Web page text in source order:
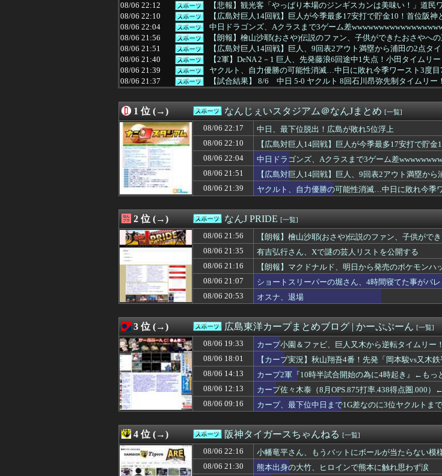
08/06 22:12
【悲報】観光客「やっぱり本場のジンギスカンは美味い！」道民
08/06 22:10
【広島対巨人14回戦】巨人が今季最多17安打で貯金10！首位阪神
08/06 22:04
中日ドラゴンズ、Aクラスまで3ゲーム差
08/06 21:56
【朗報】檜山沙耶(おさや)伝説のファン、子供ができたおさやへ
08/06 21:51
【広島対巨人14回戦】巨人、9回表2アウト満塁から浦田の2点タ
08/06 21:40
【2軍】DeNA 2－1 巨人、先発藤浪6回途中1失点！小田タイムリ
08/06 21:39
ヤクルト、自力優勝の可能性消滅…中日に敗れ今季ワースト3度目
08/06 21:37
【試合結果】 8/6 中日 5-0 ヤクルト 8回石川昂弥先制タイムリー
08/06 21:35
【試合結果】ヤクルト0-5中日 完封負けで7連敗…増居が6回無失
08/06 21:34
広島・モンテロ、怠慢プレー 走ればセーフだったのにベンチへ帰
08/06 21:34
【画像】電車でこの帽子かぶってる人はガチ西武ファン
08/06 21:33
【敗戦】ホークスファン集合（2026.8.6）
08/06 21:30
川口春奈と日本代表・板倉滉が授かり婚、かつてはキングカズ＆
08/06 21:30
【中日対ヤクルト16回戦】中日が交流戦後初の3タテ！3位ヤクル
08/06 21:30
熊本出身の大竹、ヒロインで熊本に触れ思わず涙
08/06 21:30
【8/6】パ・リーグ順位表｜逆転勝利…日ハムの現在順位がこちら
08/06 21:29
日本ハム、鬼門・福岡で今季初勝利！チーム一丸で勝利もぎとる
08/06 21:24
【勝利】ソフトバンクvs日本ハム 17回戦｜試合後ハムファン集合
08/06 21:20
【速報】25年ぶりのJリーグ地上波中継キターｗｗｗｗｗｗｗｗ
08/06 21:20
【広島対巨人14回戦】巨人、8回表2アウト一塁から泉口のタイム
08/06 21:16
【朗報】マクドナルド、明日から発売のポケモンハッピーセット
08/06 21:15
【試合結果】阪神vs横浜 2026/08/06 【大竹6回3失点 ガルシア2安
08/06 21:12
阪神10-5DeNAで阪神打線爆発で3タテ阻止に成功wwwwwwwwww
08/06 21:11
【試合結果】[2026/8/6]DeNAベイスターズ５－１０阪神タイガー
08/06 21:09
中日打線、金丸が降板した途端に打ち出すｗｗｗｗｗｗｗｗ
08/06 21:07
ショートスリーパーの堀さん、4時間寝てた事がバレる
08/06 21:03
【日本ハム】上川畑大悟、これぞ神川畑！｜ソフトバンク戦｜打
08/06 21:00
◆ドーハ世代◆柱谷哲二氏「代表を辞退して下さい」大物選手に直
08/06 20:53
オスナ、退場
08/06 20:35
【悲報】鎌田大地に日本代表の後輩３人が高級ブランドプレゼン
08/06 20:33
【悲報】Deフロントが優勝のために緊急補強した先発投手、デビ
08/06 20:10
DeNA・エンカーナシオン、打球が飛ばずセンターフライ…ベンチ
08/06 20:10
若手主体のチェルシーに百戦錬磨のストライカー加入！ 35歳ウ
08/06 20:08
牧原大成が3安打猛打賞！！またタイムリーで同点に追いつく
08/06 20:00
【画像】大相撲の伯乃富士と熱海富士、反社との写真流出ｗｗｗ
08/06 19:52
【日本ハム】レイエス、ライトスタンドへの逆転2ランホームラ
08/06 19:51
【悲報】韓国サッカー「スキャンダル韓国サッカー協会W杯予選で
08/06 19:49
【NBA】ニック・ナースもレブロン・ジェームズのPG起用を示唆
08/06 19:45
◆日本代表◆鎌田大地に日本代表の後輩３人が高級ブランドプレ
08/06 19:41
高市早苗さん、広島市長のスピーチで眠くなってしまう
1 位 (→) なんじぇいスタジアム＠なんJまとめ [一覧]
08/06 22:17
中日、最下位脱出！広島が敗れ5位浮上
08/06 22:10
【広島対巨人14回戦】巨人が今季最多17安打で貯
ネス30S 又木4回途中4失点も
08/06 22:04
中日ドラゴンズ、Aクラスまで3ゲーム差
08/06 21:51
【広島対巨人14回戦】巨人、9回表2アウト満塁か
08/06 21:39
ヤクルト、自力優勝の可能性消滅…中日に敗れ今季
2 位 (→) なんJ PRIDE [一覧]
08/06 21:56
【朗報】檜山沙耶(おさや)伝説のファン、子供がで
08/06 21:35
有吉弘行さん、Xで謎の芸人リストを公開する
08/06 21:16
【朗報】マクドナルド、明日から発売のポケモン
08/06 21:07
ショートスリーパーの堀さん、4時間寝てた事がバレ
08/06 20:53
オスナ、退場
3 位 (→) 広島東洋カープまとめブログ | かーぷぶーん [一覧]
08/06 19:33
カープ小園＆ファビ、巨人又木から逆転タイムリー
08/06 18:01
【カープ実況】秋山翔吾4番！先発「岡本駿vs又木
08/06 14:13
カープ2軍『10時半試合開始の為に4時起き』←もっ
08/06 12:13
カープ佐々木泰（8月OPS.875打率.438得点圏.000）
08/06 09:16
カープ、最下位中日まで1G差なのに3位ヤクルトま
4 位 (→) 阪神タイガースちゃんねる [一覧]
08/06 22:16
小幡竜平さん、もうバットにボールが当たらない模
08/06 21:30
熊本出身の大竹、ヒロインで熊本に触れ思わず涙